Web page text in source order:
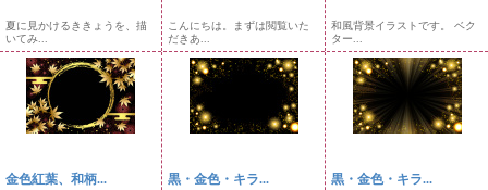
夏に見かけるききょうを、描
いてみ...
こんにちは。まずは閲覧いた
だきあ...
和風背景イラストです。 ベク
ター...
金色紅葉、和柄... 黒・金色・キラ... 黒・金色・キラ...